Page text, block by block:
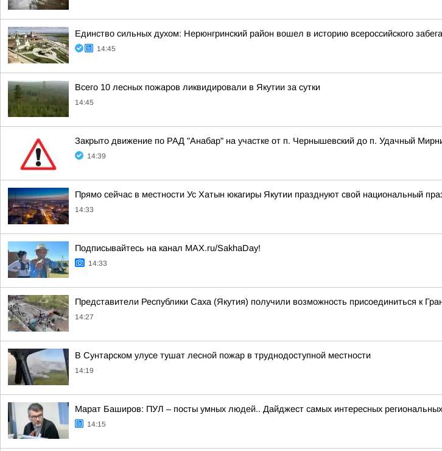
Единство сильных духом: Нерюнгринский район вошел в историю всероссийского забега
14:45
Всего 10 лесных пожаров ликвидировали в Якутии за сутки
14:45
Закрыто движение по РАД "Анабар" на участке от п. Чернышевский до п. Удачный
14:39
Прямо сейчас в местности Ус Хатын юкагиры Якутии празднуют свой национальный
14:33
Подписывайтесь на канал MAX.ru/SakhaDay!
14:33
Представители Республики Саха (Якутия) получили возможность присоединиться к
14:27
В Сунтарском улусе тушат лесной пожар в труднодоступной местности
14:19
Марат Баширов: ПУЛ – посты умных людей.. Дайджест самых интересных
14:15